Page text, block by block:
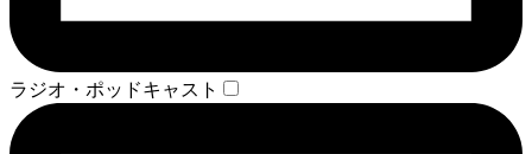
ラジオ・ポッドキャスト